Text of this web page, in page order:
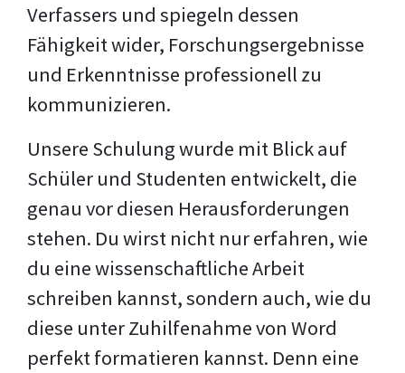
Verfassers und spiegeln dessen
Fähigkeit wider, Forschungsergebnisse
und Erkenntnisse professionell zu
kommunizieren.
Unsere Schulung wurde mit Blick auf
Schüler und Studenten entwickelt, die
genau vor diesen Herausforderungen
stehen. Du wirst nicht nur erfahren, wie
du eine wissenschaftliche Arbeit
schreiben kannst, sondern auch, wie du
diese unter Zuhilfenahme von Word
perfekt formatieren kannst. Denn eine